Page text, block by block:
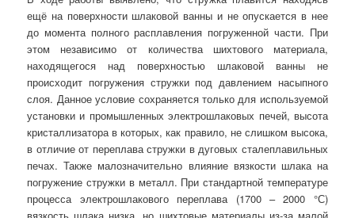
ещё на поверхности шлаковой ванны и не опускается в нее
до момента полного расплавления погруженной части. При
этом независимо от количества шихтового материала,
находящегося над поверхностью шлаковой ванны не
происходит погружения стружки под давлением насыпного
слоя. Данное условие сохраняется только для используемой
установки и промышленных электрошлаковых печей, высота
кристаллизатора в которых, как правило, не слишком высока,
в отличие от переплава стружки в дуговых сталеплавильных
печах. Также малозначительно влияние вязкости шлака на
погружение стружки в металл. При стандартной температуре
процесса электрошлакового переплава (1700 – 2000 °С)